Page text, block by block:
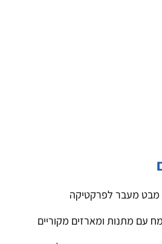
– מבט מעבר לפרקטיקה
עם מתנות ומארזים מקוריים